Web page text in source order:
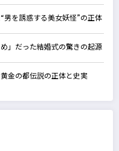
男を誘惑する美女妖怪”の正体
」だった結婚式の驚きの起源
金の都伝説の正体と史実